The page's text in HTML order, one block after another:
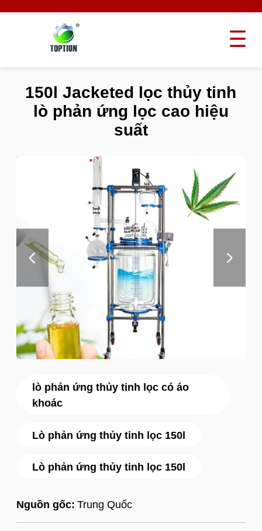
lò phản ứng thủy tinh lọc có áo
khoác
Lò phản ứng thủy tinh lọc 150l
Lò phản ứng thủy tinh lọc 150l
Nguồn gốc: Trung Quốc
150l Jacketed lọc thủy tinh
lò phản ứng lọc cao hiệu
suất